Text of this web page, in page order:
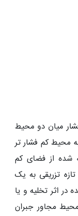
میان دو محیط
محیط کم فشار تر
شده از فضای کم
تزریقی به یک
در اثر تخلیه و یا
مجاور جبران